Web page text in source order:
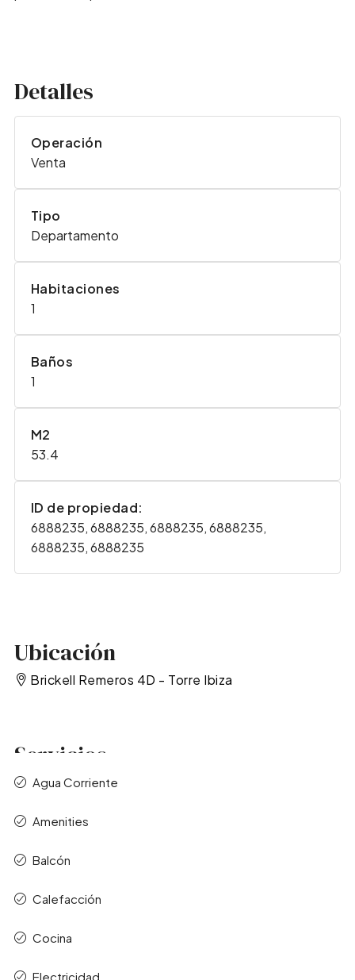
Detalles
Operación
Venta
Tipo
Departamento
Habitaciones
1
Baños
1
M2
53.4
ID de propiedad:
6888235, 6888235, 6888235, 6888235,
6888235, 6888235
Ubicación
Brickell Remeros 4D - Torre Ibiza
Servicios
Agua Corriente
Amenities
Balcón
Calefacción
Cocina
Electricidad